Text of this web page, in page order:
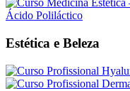
Estética e Beleza